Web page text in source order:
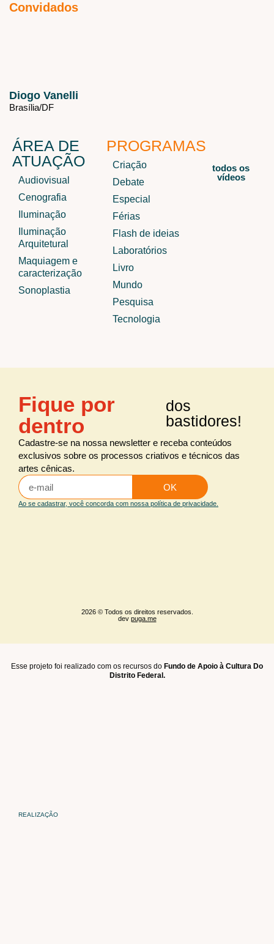
Convidados
Diogo Vanelli
Brasília/DF
ÁREA DE
ATUAÇÃO
Audiovisual
Cenografia
Iluminação
Iluminação
Arquitetural
Maquiagem e
caracterização
Sonoplastia
PROGRAMAS
Criação
Debate
Especial
Férias
Flash de ideias
Laboratórios
Livro
Mundo
Pesquisa
Tecnologia
todos os
vídeos
2026 © Todos os direitos reservados.
dev puga.me
dos
bastidores!
Fique por
dentro
Cadastre-se na nossa newsletter e receba conteúdos
exclusivos sobre os processos criativos e técnicos das
artes cênicas.
OK
Ao se cadastrar, você concorda com nossa política de privacidade.
Esse projeto foi realizado com os recursos do Fundo de Apoio à Cultura Do
Distrito Federal.
REALIZAÇÃO